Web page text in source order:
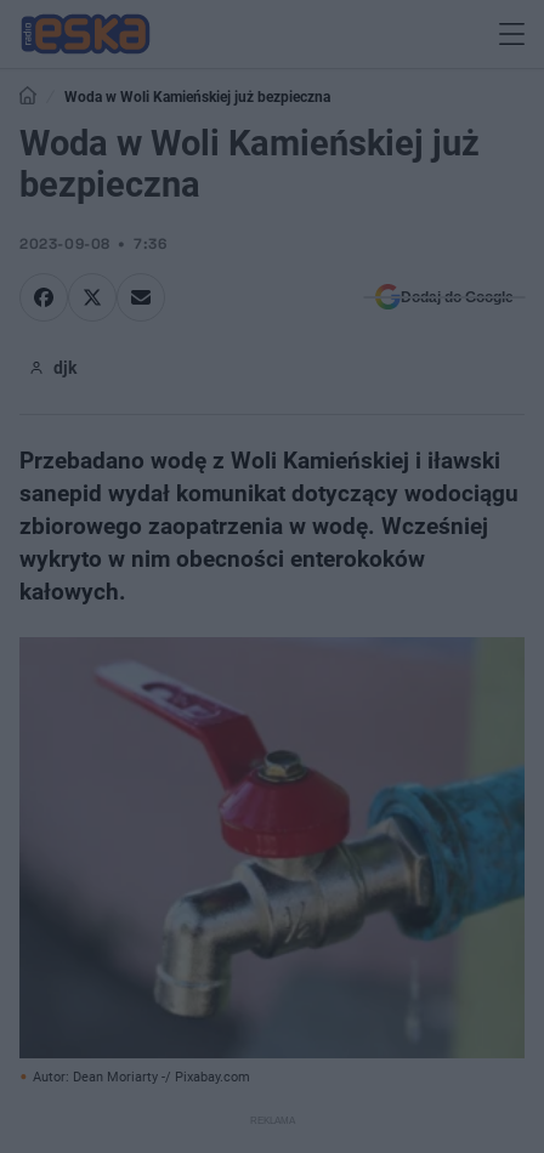
Woda w Woli Kamieńskiej już bezpieczna
Woda w Woli Kamieńskiej już
bezpieczna
2023-09-08 7:36
Dodaj do Google
djk
Przebadano wodę z Woli Kamieńskiej i iławski
sanepid wydał komunikat dotyczący wodociągu
zbiorowego zaopatrzenia w wodę. Wcześniej
wykryto w nim obecności enterokoków
kałowych.
Autor: Dean Moriarty -/ Pixabay.com